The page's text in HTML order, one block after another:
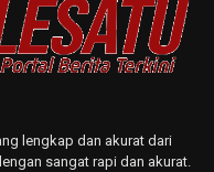
lengkap dan akurat dari
sangat rapi dan akurat.